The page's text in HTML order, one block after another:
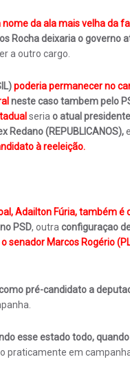
da ala mais velha da
Rocha deixaria o governo
a outro cargo.
poderia permanecer no
neste caso tambem pelo
seriao atual
Redano (REPUBLICANOS),
à reeleição.
Adailton Fúria, também é
PSD, outraconfiguraçao
senador Marcos Rogério
pré-candidato a
esse estado todo,
praticamente em